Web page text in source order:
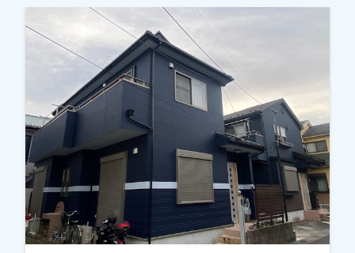
外壁塗装ということもあり、塗装工事の流れや塗
料の種類などについて、できるだけ分かりやすく
ご説明させていただきました。また、色決めの際
にはカラーシミュレーションを使用し、何パター
ンか実際のイメージをご確認いただきながら検討
していただきました。最終的には、見本帳もご覧
いただきながら、お住まいの雰囲気に合う色を一
緒に決定いたしました。施工後は、「仕上がりも
きれいで、特に外壁の色がとても気に入っていま
す」とのお言葉をいただき、私たちも大変嬉しく
思っております。外壁塗装や屋根塗装は、工事が
終わったら終わりではなく、その後のメンテナン
スも大切です。これから長いお付き合いになるか